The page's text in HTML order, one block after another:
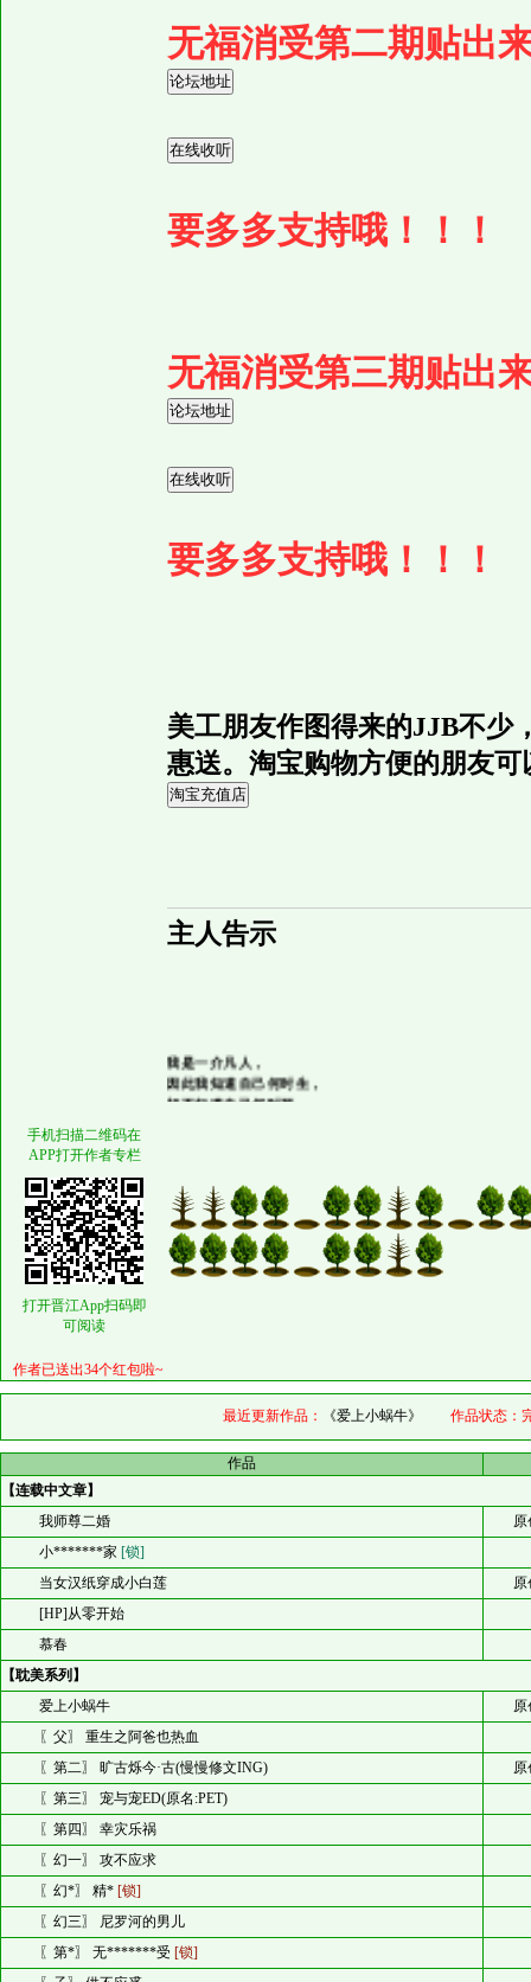
无福消受第二期贴出
要多多支持哦！！！
无福消受第三期贴出
要多多支持哦！！！
美工朋友作图得来的JJB不少
惠送。淘宝购物方便的朋友
主人告示
因此我知道自己何时生，
却不知道自己何时死，
如同我知道自己何时开坑，
手机扫描二维码在
APP打开作者专栏
打开晋江App扫码即
可阅读
作者已送出34个红包啦~
最近更新作品： 《爱上小蜗牛》 作品状态：
作品
【连载中文章】
我师尊二婚
原
小*******家 [锁]
当女汉纸穿成小白莲
原
[HP]从零开始
慕春
【耽美系列】
爱上小蜗牛
原
〖父〗 重生之阿爸也热血
〖第二〗 旷古烁今·古(慢慢修文ING)
原
〖第三〗 宠与宠ED(原名:PET)
〖第四〗 幸灾乐祸
〖幻一〗 攻不应求
〖幻*〗 精* [锁]
〖幻三〗 尼罗河的男儿
〖第*〗 无*******受 [锁]